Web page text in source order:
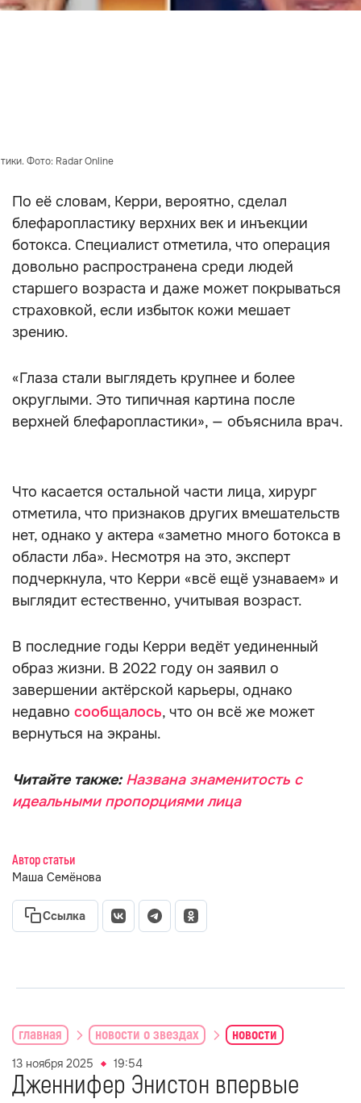
Фото: Radar Online
По её словам, Керри, вероятно, сделал
блефаропластику верхних век и инъекции
ботокса. Специалист отметила, что операция
довольно распространена среди людей
старшего возраста и даже может покрываться
страховкой, если избыток кожи мешает
зрению.
«Глаза стали выглядеть крупнее и более
округлыми. Это типичная картина после
верхней блефаропластики», — объяснила врач.
Что касается остальной части лица, хирург
отметила, что признаков других вмешательств
нет, однако у актера «заметно много ботокса в
области лба». Несмотря на это, эксперт
подчеркнула, что Керри «всё ещё узнаваем» и
выглядит естественно, учитывая возраст.
В последние годы Керри ведёт уединенный
образ жизни. В 2022 году он заявил о
завершении актёрской карьеры, однако
недавно сообщалось, что он всё же может
вернуться на экраны.
Читайте также: Названа знаменитость с
идеальными пропорциями лица
Автор статьи
Маша Семёнова
Ссылка
главная новости о звездах новости
13 ноября 2025 19:54
Дженнифер Энистон впервые